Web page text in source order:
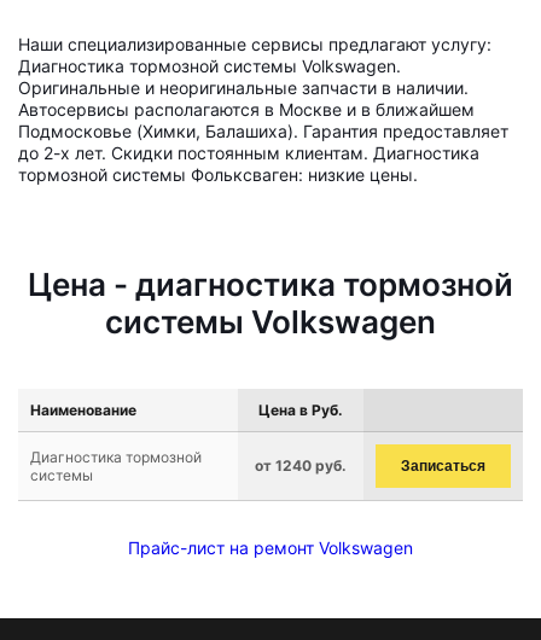
Наши специализированные сервисы предлагают услугу:
Диагностика тормозной системы Volkswagen.
Оригинальные и неоригинальные запчасти в наличии.
Автосервисы располагаются в Москве и в ближайшем
Подмосковье (Химки, Балашиха). Гарантия предоставляет
до 2-х лет. Скидки постоянным клиентам. Диагностика
тормозной системы Фольксваген: низкие цены.
Цена - диагностика тормозной
системы Volkswagen
Наименование Цена в Руб.
Диагностика тормозной
системы
от 1240 руб. Записаться
Прайс-лист на ремонт Volkswagen